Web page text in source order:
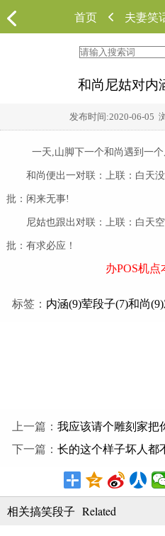
首页 夫妻笑
和尚尼姑对内
发布时间:2020-06-05
一天,山脚下一个和尚遇到一个
和尚便出一对联：上联：白天没
批：闲来无事!
尼姑也跟出对联：上联：白天空
批：有求必应！
办POS机
标签： 内涵(9)荤段子(7)和尚(9)
上一篇： 我应该请个雕刻家把
下一篇： 长的这个样子坏人都
相关搞笑段子 Related